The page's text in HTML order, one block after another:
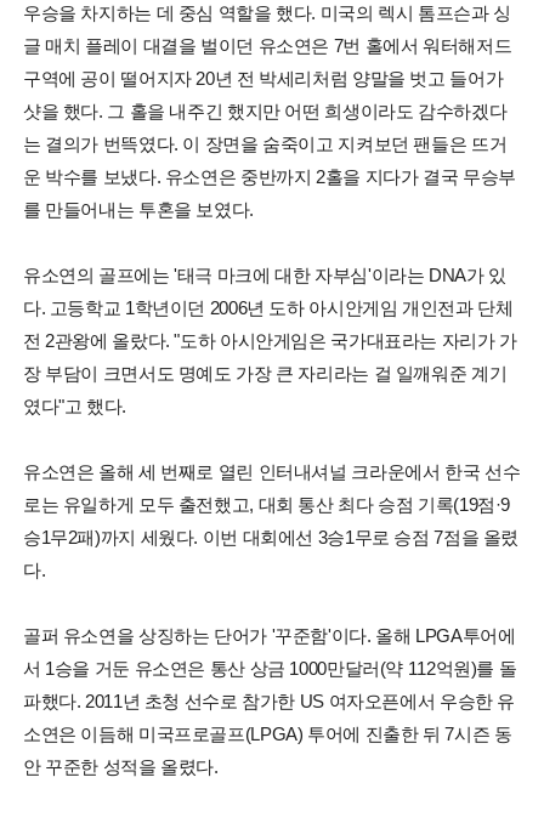
우승을 차지하는 데 중심 역할을 했다. 미국의 렉시 톰프슨과 싱
글 매치 플레이 대결을 벌이던 유소연은 7번 홀에서 워터해저드
구역에 공이 떨어지자 20년 전 박세리처럼 양말을 벗고 들어가
샷을 했다. 그 홀을 내주긴 했지만 어떤 희생이라도 감수하겠다
는 결의가 번뜩였다. 이 장면을 숨죽이고 지켜보던 팬들은 뜨거
운 박수를 보냈다. 유소연은 중반까지 2홀을 지다가 결국 무승부
를 만들어내는 투혼을 보였다.
유소연의 골프에는 '태극 마크에 대한 자부심'이라는 DNA가 있
다. 고등학교 1학년이던 2006년 도하 아시안게임 개인전과 단체
전 2관왕에 올랐다. "도하 아시안게임은 국가대표라는 자리가 가
장 부담이 크면서도 명예도 가장 큰 자리라는 걸 일깨워준 계기
였다"고 했다.
유소연은 올해 세 번째로 열린 인터내셔널 크라운에서 한국 선수
로는 유일하게 모두 출전했고, 대회 통산 최다 승점 기록(19점·9
승1무2패)까지 세웠다. 이번 대회에선 3승1무로 승점 7점을 올렸
다.
골퍼 유소연을 상징하는 단어가 '꾸준함'이다. 올해 LPGA투어에
서 1승을 거둔 유소연은 통산 상금 1000만달러(약 112억원)를 돌
파했다. 2011년 초청 선수로 참가한 US 여자오픈에서 우승한 유
소연은 이듬해 미국프로골프(LPGA) 투어에 진출한 뒤 7시즌 동
안 꾸준한 성적을 올렸다.